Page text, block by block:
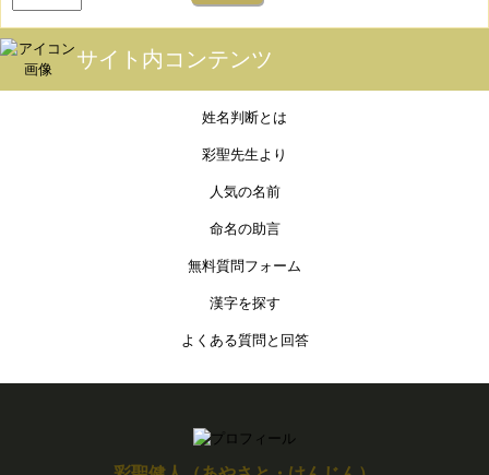
サイト内コンテンツ
姓名判断とは
彩聖先生より
人気の名前
命名の助言
無料質問フォーム
漢字を探す
よくある質問と回答